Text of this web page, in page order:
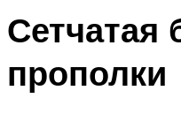
Сетчатая
прополки